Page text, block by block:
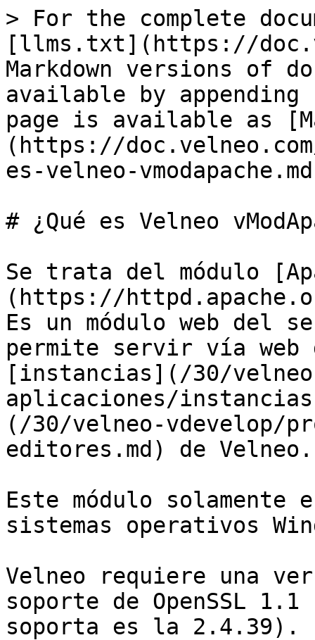
> For the complete
[llms.txt](https://
Markdown versions of
available by
page is available as
(https://
es-velneo-
# ¿Qué es Velneo
Se trata del módulo
(https://
Es un módulo web del
permite servir vía web
[instancias](/30/
aplicaciones/
(/30/velneo-vdevelop/
editores.md) de Velneo.
Este módulo
sistemas operativos
Velneo requiere una
soporte de OpenSSL
soporta es la 2.4.39).